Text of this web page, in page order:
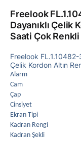
Freelook
Dayanıklı Çelik
Saati Çok Renkli
Freelook FL.1.10482-
Çelik Kordon Altın
Alarm
Cam
Çap
Cinsiyet
Ekran Tipi
Kadran Rengi
Kadran Şekli